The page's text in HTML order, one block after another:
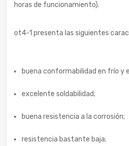
horas de funcionamiento).
ot4-1 presenta las siguientes
buena conformabilidad en frío y
excelente soldabilidad;
buena resistencia a la corrosión;
resistencia bastante baja;